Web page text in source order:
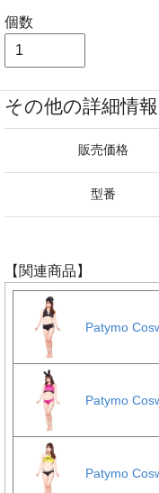
個数
その他の詳細情報
販売価格
型番
【関連商品】